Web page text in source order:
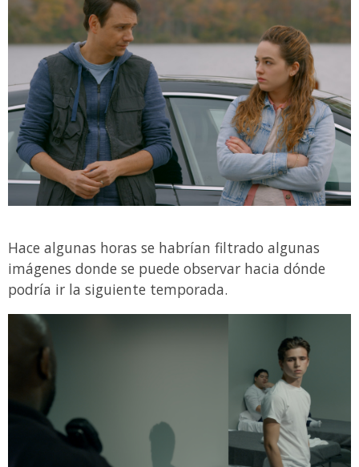
Hace algunas horas se habrían filtrado algunas
imágenes donde se puede observar hacia dónde
podría ir la siguiente temporada.